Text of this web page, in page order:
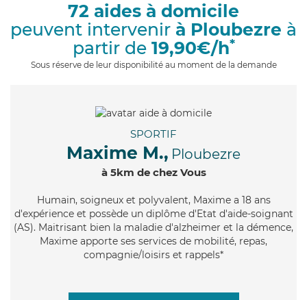
i
72 aides à domicile
peuvent intervenir à Ploubezre à
partir de 19,90€/h*
Sous réserve de leur disponibilité au moment de la demande
SPORTIF
Maxime M., Ploubezre
à 5km de chez Vous
Humain, soigneux et polyvalent, Maxime a 18 ans
d'expérience et possède un diplôme d'Etat d'aide-soignant
(AS). Maitrisant bien la maladie d'alzheimer et la démence,
Maxime apporte ses services de mobilité, repas,
compagnie/loisirs et rappels*